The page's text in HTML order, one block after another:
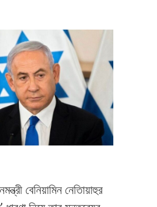
বেনিয়ামিন নেতািয়াহুর